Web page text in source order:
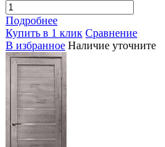
Подробнее
Купить в 1 клик Сравнение
В избранное Наличие уточните